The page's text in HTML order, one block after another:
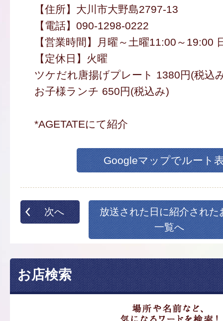
【住所】大川市大野島2797-13
【電話】090-1298-0222
【営業時間】月曜～土曜11:00～19:00
【定休日】火曜
ツケだれ唐揚げプレート 1380円(税込
お子様ランチ 650円(税込み)
*AGETATEにて紹介
Googleマップでルート
次へ
放送された日に紹介された
一覧へ
お店検索